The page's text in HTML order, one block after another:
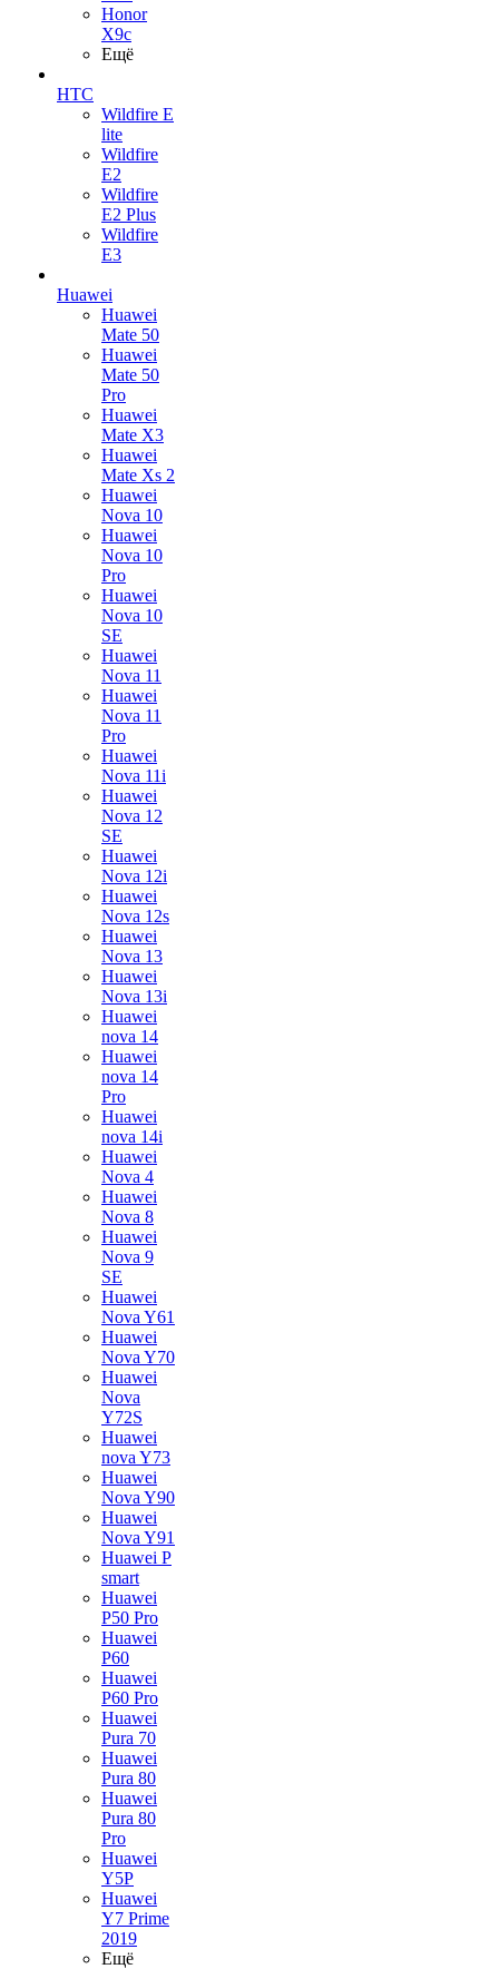
Honor
X9c
Ещё
HTC
Wildfire E
lite
Wildfire
E2
Wildfire
E2 Plus
Wildfire
E3
Huawei
Huawei
Mate 50
Huawei
Mate 50
Pro
Huawei
Mate X3
Huawei
Mate Xs 2
Huawei
Nova 10
Huawei
Nova 10
Pro
Huawei
Nova 10
SE
Huawei
Nova 11
Huawei
Nova 11
Pro
Huawei
Nova 11i
Huawei
Nova 12
SE
Huawei
Nova 12i
Huawei
Nova 12s
Huawei
Nova 13
Huawei
Nova 13i
Huawei
nova 14
Huawei
nova 14
Pro
Huawei
nova 14i
Huawei
Nova 4
Huawei
Nova 8
Huawei
Nova 9
SE
Huawei
Nova Y61
Huawei
Nova Y70
Huawei
Nova
Y72S
Huawei
nova Y73
Huawei
Nova Y90
Huawei
Nova Y91
Huawei P
smart
Huawei
P50 Pro
Huawei
P60
Huawei
P60 Pro
Huawei
Pura 70
Huawei
Pura 80
Huawei
Pura 80
Pro
Huawei
Y5P
Huawei
Y7 Prime
2019
Ещё